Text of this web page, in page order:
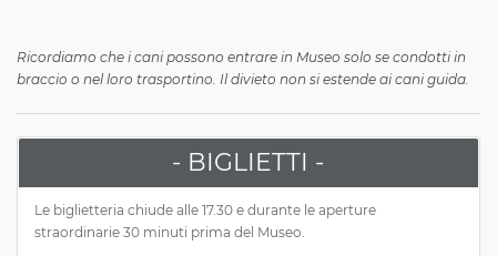
Ricordiamo che i cani possono entrare in Museo solo se condotti in
braccio o nel loro trasportino. Il divieto non si estende ai cani guida.
- BIGLIETTI -
Le biglietteria chiude alle 17.30 e durante le aperture
straordinarie 30 minuti prima del Museo.